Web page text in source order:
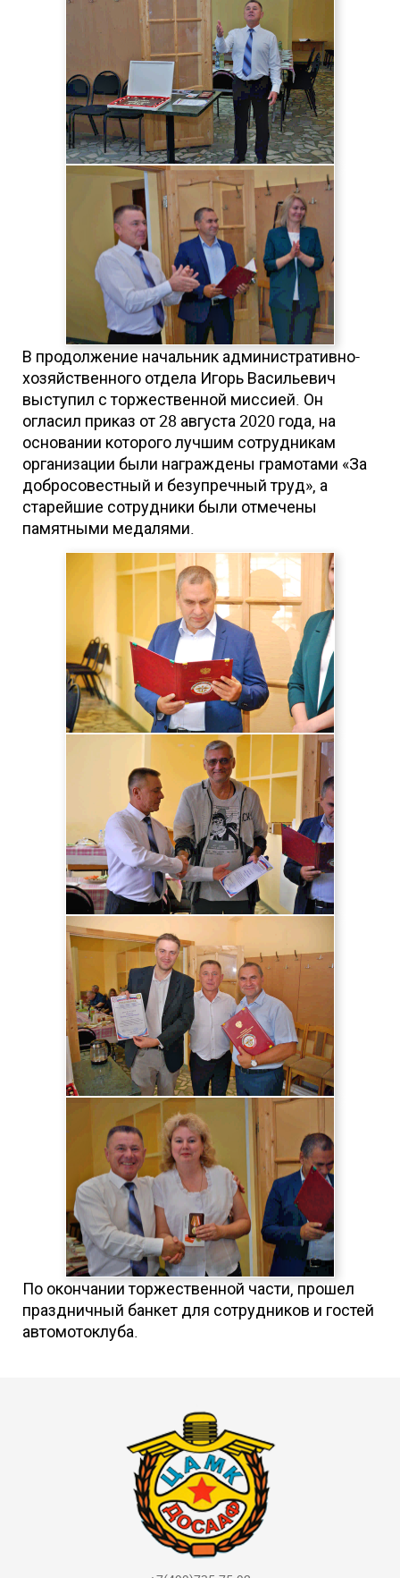
В продолжение начальник административно-
хозяйственного отдела Игорь Васильевич
выступил с торжественной миссией. Он
огласил приказ от 28 августа 2020 года, на
основании которого лучшим сотрудникам
организации были награждены грамотами «За
добросовестный и безупречный труд», а
старейшие сотрудники были отмечены
памятными медалями.
По окончании торжественной части, прошел
праздничный банкет для сотрудников и гостей
автомотоклуба.